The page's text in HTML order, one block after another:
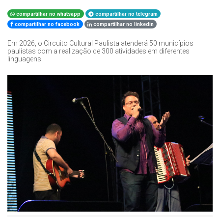
compartilhar no whatsapp
compartilhar no telegram
compartilhar no facebook
compartilhar no linkedin
Em 2026, o Circuito Cultural Paulista atenderá 50 municípios
paulistas com a realização de 300 atividades em diferentes
linguagens.